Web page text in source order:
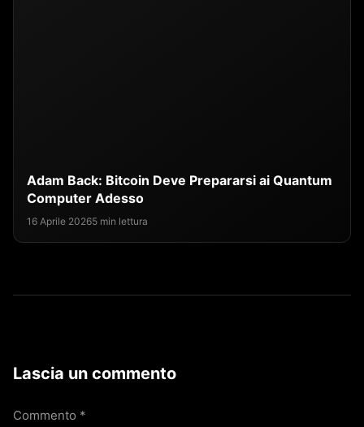
Adam Back: Bitcoin Deve Prepararsi ai Quantum
Computer Adesso
16 Aprile 20265 min lettura
Lascia un commento
Commento *